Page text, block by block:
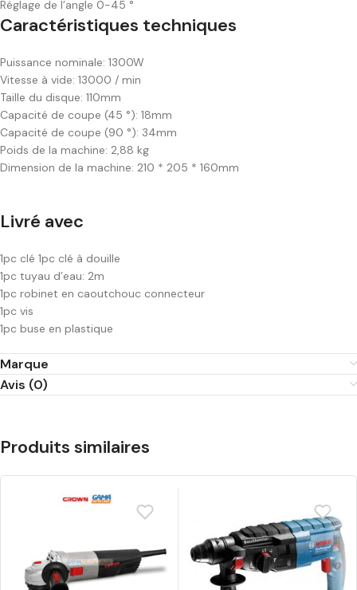
Réglage de l’angle 0-45 °
Caractéristiques techniques
Puissance nominale: 1300W
Vitesse à vide: 13000 / min
Taille du disque: 110mm
Capacité de coupe (45 °): 18mm
Capacité de coupe (90 °): 34mm
Poids de la machine: 2,88 kg
Dimension de la machine: 210 * 205 * 160mm
Livré avec
1pc clé 1pc clé à douille
1pc tuyau d’eau: 2m
1pc robinet en caoutchouc connecteur
1pc vis
1pc buse en plastique
Marque
Avis (0)
Produits similaires